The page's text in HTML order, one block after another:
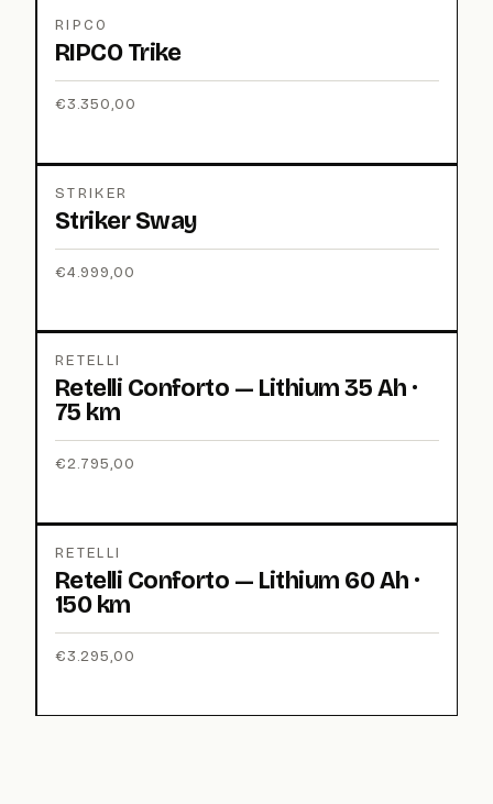
RIPCO
RIPCO Trike
€3.350,00
STRIKER
Striker Sway
€4.999,00
RETELLI
Retelli Conforto — Lithium 35 Ah ·
75 km
€2.795,00
RETELLI
Retelli Conforto — Lithium 60 Ah ·
150 km
€3.295,00